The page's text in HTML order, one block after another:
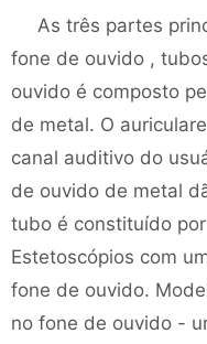
As três partes
fone de ouvido ,
ouvido é composto
de metal. O
canal auditivo do
de ouvido de metal
tubo é constituído
Estetoscópios com
fone de ouvido.
no fone de ouvido -